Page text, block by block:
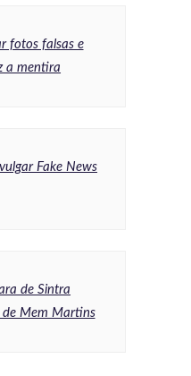
fotos falsas e
a mentira
Fake News
de Sintra
de Mem Martins